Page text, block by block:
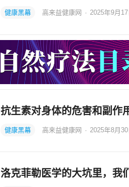
健康黑幕 高来益健康网 · 2025年9月17
抗生素对身体的危害和副作
健康黑幕 高来益健康网 · 2025年8月30
洛克菲勒医学的大坑里，我